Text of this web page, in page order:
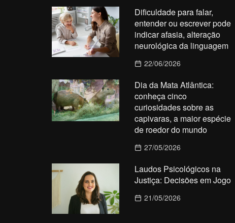
Dificuldade para falar,
entender ou escrever pode
indicar afasia, alteração
neurológica da linguagem
22/06/2026
Dia da Mata Atlântica:
conheça cinco
curiosidades sobre as
capivaras, a maior espécie
de roedor do mundo
27/05/2026
Laudos Psicológicos na
Justiça: Decisões em Jogo
21/05/2026